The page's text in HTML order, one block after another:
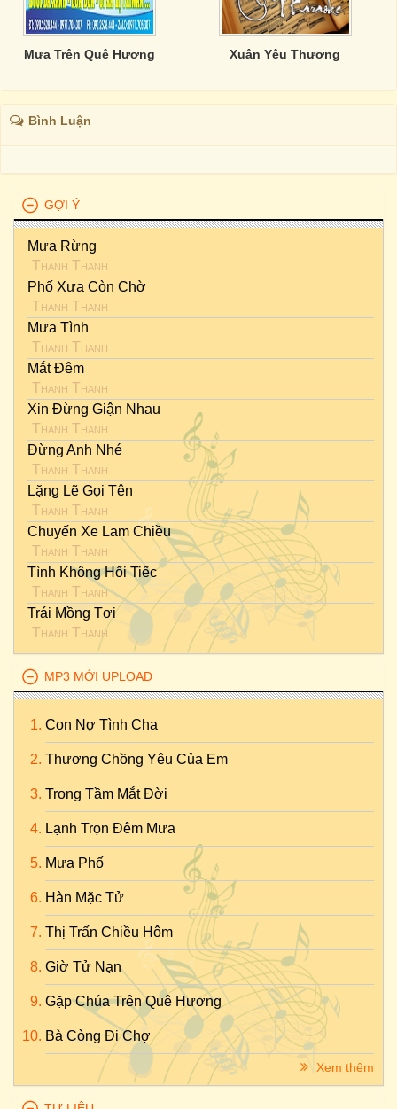
Mưa Trên Quê Hương Xuân Yêu Thương
Bình Luận
GỢI Ý
Mưa Rừng
Thanh Thanh
Phố Xưa Còn Chờ
Thanh Thanh
Mưa Tình
Thanh Thanh
Mắt Đêm
Thanh Thanh
Xin Đừng Giận Nhau
Thanh Thanh
Đừng Anh Nhé
Thanh Thanh
Lặng Lẽ Gọi Tên
Thanh Thanh
Chuyến Xe Lam Chiều
Thanh Thanh
Tình Không Hối Tiếc
Thanh Thanh
Trái Mồng Tơi
Thanh Thanh
MP3 MỚI UPLOAD
Con Nợ Tình Cha
Thương Chồng Yêu Của Em
Trong Tầm Mắt Đời
Lạnh Trọn Đêm Mưa
Mưa Phố
Hàn Mặc Tử
Thị Trấn Chiều Hôm
Giờ Tử Nạn
Gặp Chúa Trên Quê Hương
Bà Còng Đi Chợ
Xem thêm